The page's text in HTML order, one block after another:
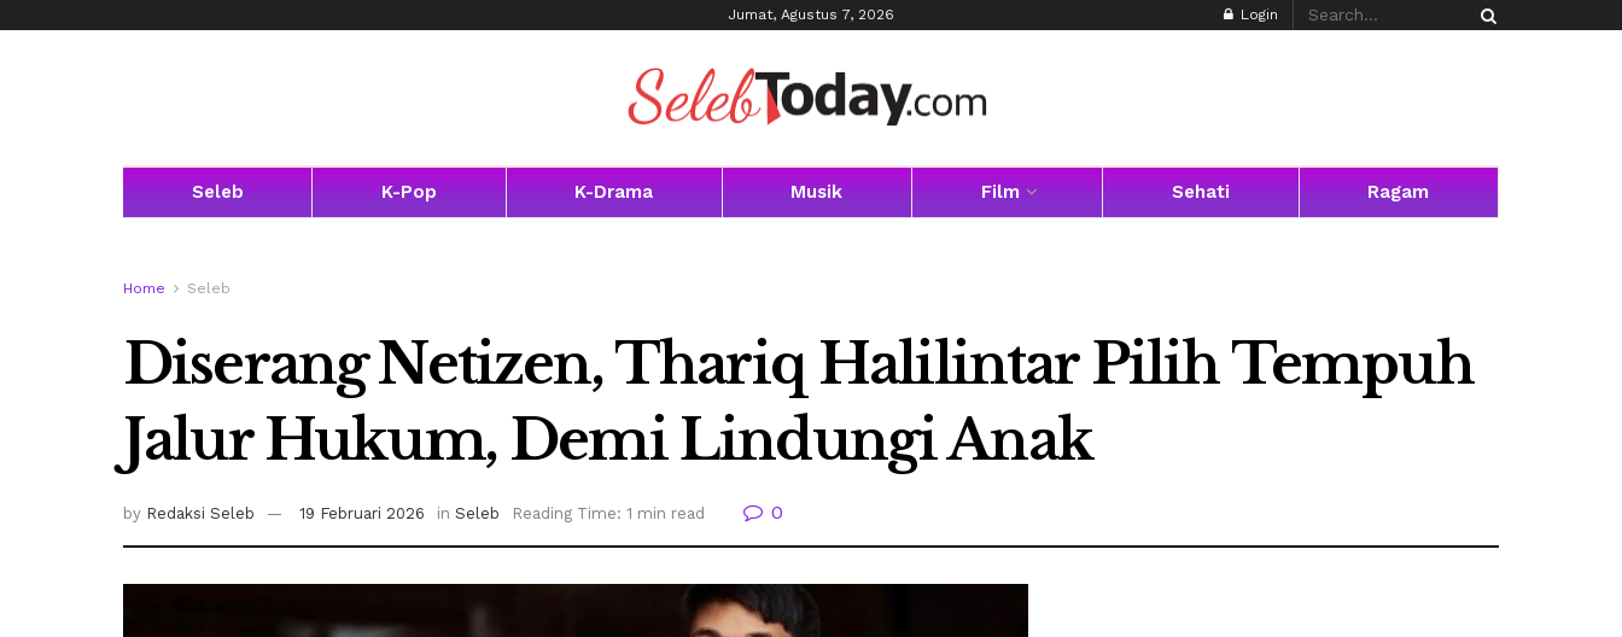
Jumat, Agustus 7, 2026 Login
Seleb K-Pop K-Drama Musik Film Sehati Ragam
Home Seleb
Diserang Netizen, Thariq Halilintar Pilih Tempuh
Jalur Hukum, Demi Lindungi Anak
by Redaksi Seleb 19 Februari 2026 in Seleb Reading Time: 1 min read 0